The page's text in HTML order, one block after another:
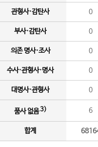
관형사·감탄사 0
부사·감탄사 0
의존 명사·조사 0
수사·관형사·명사 0
대명사·관형사 0
품사 없음3) 6
합계